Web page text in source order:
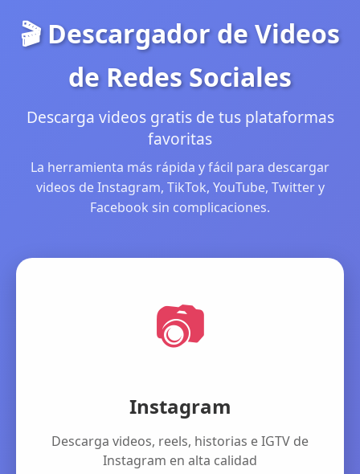
🎬 Descargador de Videos
de Redes Sociales
Descarga videos gratis de tus plataformas
favoritas
La herramienta más rápida y fácil para descargar
videos de Instagram, TikTok, YouTube, Twitter y
Facebook sin complicaciones.
📷
Instagram
Descarga videos, reels, historias e IGTV de
Instagram en alta calidad